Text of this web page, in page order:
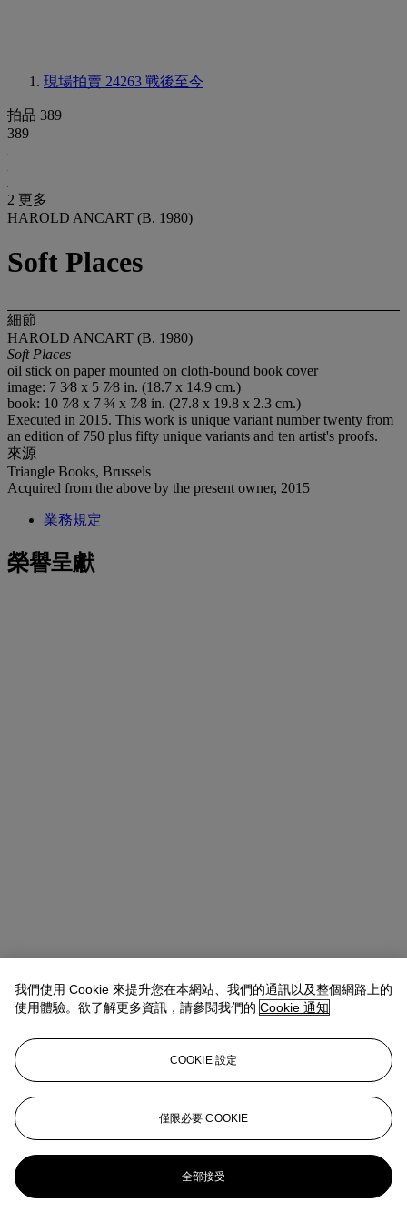
現場拍賣 24263 戰後至今
拍品 389
389
2 更多
HAROLD ANCART (B. 1980)
Soft Places
細節
HAROLD ANCART (B. 1980)
Soft Places
oil stick on paper mounted on cloth-bound book cover
image: 7 3⁄8 x 5 7⁄8 in. (18.7 x 14.9 cm.)
book: 10 7⁄8 x 7 ¾ x 7⁄8 in. (27.8 x 19.8 x 2.3 cm.)
Executed in 2015. This work is unique variant number twenty from
an edition of 750 plus fifty unique variants and ten artist's proofs.
來源
Triangle Books, Brussels
Acquired from the above by the present owner, 2015
業務規定
榮譽呈獻
Rachel Ng Specialist, 20th Century Evening Sale
查閱狀況報告或聯絡我們查詢更多拍品資料
rachelng@christies.com
登入
瀏覽狀況報告
更多來自 戰後至今
我們使用 Cookie 來提升您在本網站、我們的通訊以及整個網路上的
使用體驗。欲了解更多資訊，請參閱我們的 Cookie 通知
COOKIE 設定
僅限必要 COOKIE
全部接受